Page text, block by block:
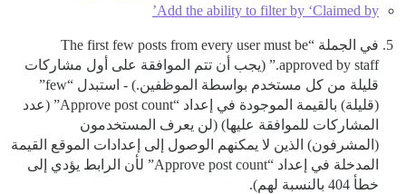
Add the ability to filter by ‘Claimed by’
في الجملة “The first few posts from every user must be
approved by staff.” (يجب أن تتم الموافقة على أول مشاركات
قليلة من كل مستخدم بواسطة الموظفين.) - استبدل “few”
(قليلة) بالقيمة الموجودة في إعداد “Approve post count” (عدد
المشاركات للموافقة عليها) (لن يعرف المستخدمون
(المشرفون) الذين لا يمكنهم الوصول إلى إعدادات الموقع القيمة
المدخلة في إعداد “Approve post count” لأن الرابط يؤدي إلى
خطأ 404 بالنسبة لهم).